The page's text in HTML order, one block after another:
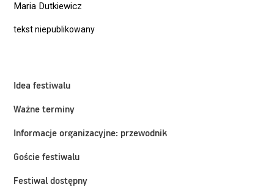
Idea festiwalu
Ważne terminy
Informacje organizacyjne: przewodnik
Goście festiwalu
Festiwal dostępny
Maria Dutkiewicz
tekst niepublikowany